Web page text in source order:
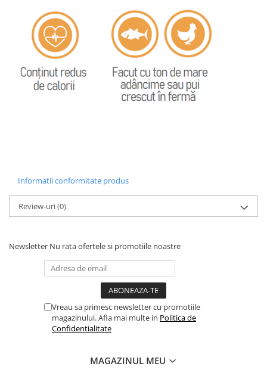
Informatii conformitate produs
Review-uri(0)
Newsletter Nu rata ofertele si promotiile noastre
Vreau sa primesc newsletter cu promotiile
magazinului. Afla mai multe in Politica de
Confidentialitate
MAGAZINUL MEU